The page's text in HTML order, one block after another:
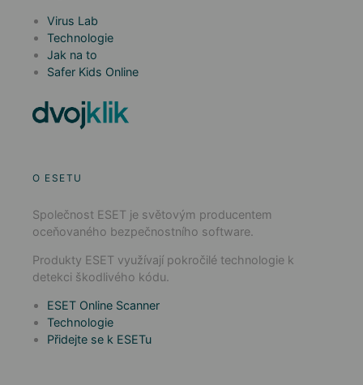
Virus Lab
Technologie
Jak na to
Safer Kids Online
O ESETU
Společnost ESET je světovým producentem
oceňovaného bezpečnostního software.
Produkty ESET využívají pokročilé technologie k
detekci škodlivého kódu.
ESET Online Scanner
Technologie
Přidejte se k ESETu